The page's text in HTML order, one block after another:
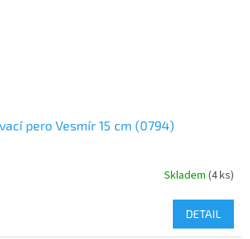
pero Vesmír 15 cm (0794)
Skladem (4 ks)
DETAIL